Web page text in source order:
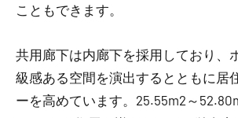
こともできます。
共用廊下は内廊下を採用しており、
級感ある空間を演出するとともに居
ーを高めています。25.55m2～